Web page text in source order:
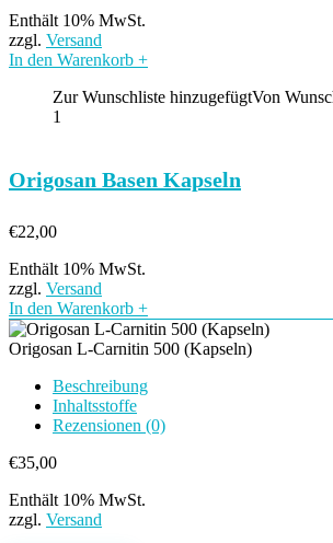
Enthält 10% MwSt.
zzgl. Versand
In den Warenkorb +
Zur Wunschliste hinzugefügtVon
1
Origosan Basen Kapseln
€22,00
Enthält 10% MwSt.
zzgl. Versand
In den Warenkorb +
Origosan L-Carnitin 500 (Kapseln)
Beschreibung
Inhaltsstoffe
Rezensionen (0)
€35,00
Enthält 10% MwSt.
zzgl. Versand